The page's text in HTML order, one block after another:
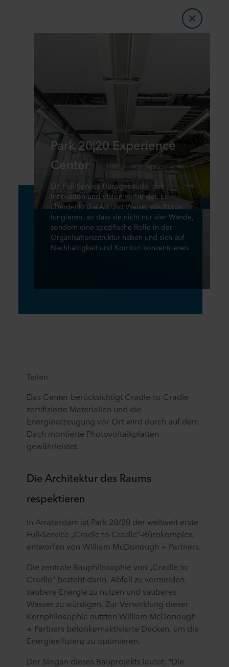
Park 20|20 Experience
Center
Ein Full-Service-Bürogebäude, das
Innovation und Vision verbindet. Es
überdenkt die Art und Weise, wie Büros
fungieren, so dass sie nicht nur vier Wände,
sondern eine spezifische Rolle in der
Organisationsstruktur haben und sich auf
Nachhaltigkeit und Komfort konzentrieren.
Teilen
Das Center berücksichtigt Cradle-to-Cradle-
zertifizierte Materialien und die
Energieerzeugung vor Ort wird durch auf dem
Dach montierte Photovoltaikplatten
gewährleistet.
Die Architektur des Raums
respektieren
In Amsterdam ist Park 20/20 der weltweit erste
Full-Service „Cradle to Cradle“-Bürokomplex,
entworfen von William McDonough + Partners.
Die zentrale Bauphilosophie von „Cradle to
Cradle“ besteht darin, Abfall zu vermeiden,
saubere Energie zu nutzen und sauberes
Wasser zu würdigen. Zur Verwirklung dieser
Kernphilosophie nutzten William McDonough
+ Partners betonkernaktivierte Decken, um die
Energieeffizienz zu optimieren.
Der Slogan dieses Bauprojekts lautet: "Die